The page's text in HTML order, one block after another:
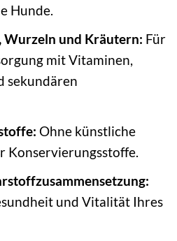
Hunde.
und Kräutern: Für
mit Vitaminen,
sekundären
Ohne künstliche
Konservierungsstoffe.
und Vitalität Ihres